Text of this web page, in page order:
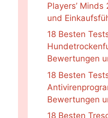
Players’
und
18 Besten
Bewertungen
18 Besten
Bewertungen
18 Besten